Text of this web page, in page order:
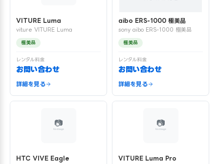
VITURE Luma
viture VITURE Luma
極美品
レンタル料金
お問い合わせ
詳細を見る
aibo ERS-1000 極美品
sony aibo ERS-1000 極美品
極美品
レンタル料金
お問い合わせ
詳細を見る
HTC VIVE Eagle VITURE Luma Pro